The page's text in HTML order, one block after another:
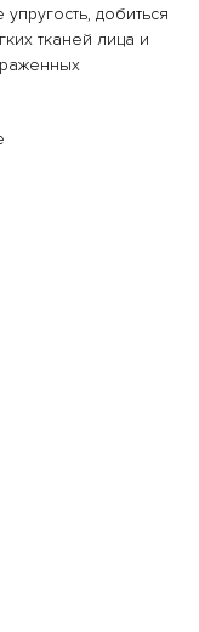
добиться
тканей лица и